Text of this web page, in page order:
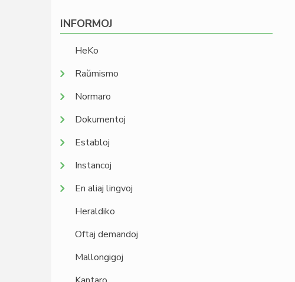
INFORMOJ
HeKo
Raŭmismo
Normaro
Dokumentoj
Establoj
Instancoj
En aliaj lingvoj
Heraldiko
Oftaj demandoj
Mallongigoj